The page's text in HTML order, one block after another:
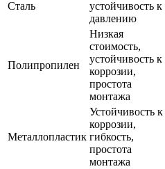
Сталь
устойчивость к
давлению
Полипропилен
Низкая
стоимость,
устойчивость к
коррозии,
простота
монтажа
Металлопластик
Устойчивость к
коррозии,
гибкость,
простота
монтажа